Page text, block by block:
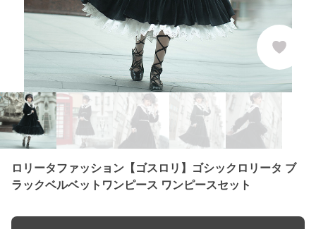
ロリータファッション【ゴスロリ】ゴシックロリータ ブ
ラックベルベットワンピース ワンピースセット